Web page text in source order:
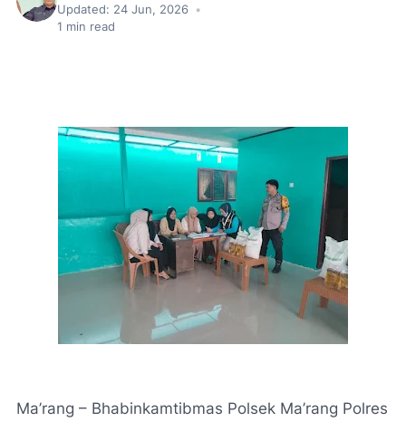
Updated: 24 Jun, 2026 •
1 min read
Ma’rang – Bhabinkamtibmas Polsek Ma’rang Polres